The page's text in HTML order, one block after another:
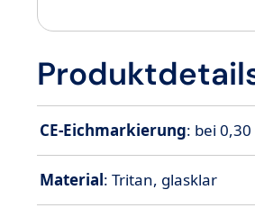
CE-Eichmarkierung: bei 0,30
Material: Tritan, glasklar